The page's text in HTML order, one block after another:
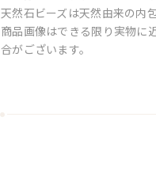
天然石ビーズは天然由来の内
商品画像はできる限り実物に
合がございます。